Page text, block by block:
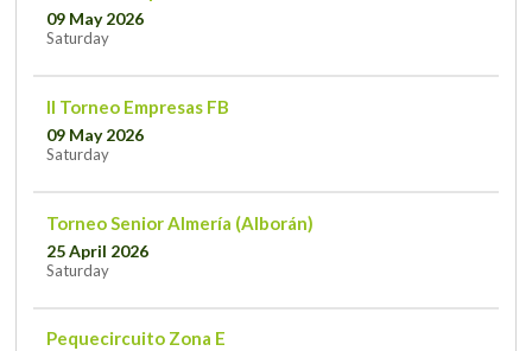
09 May 2026
Saturday
II Torneo Empresas FB
09 May 2026
Saturday
Torneo Senior Almería (Alborán)
25 April 2026
Saturday
Pequecircuito Zona E